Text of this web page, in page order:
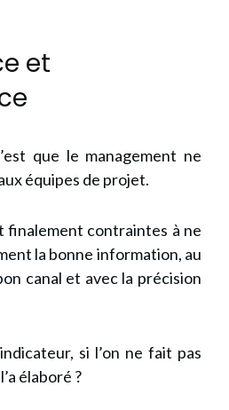
et
que le management ne
équipes de projet.
finalement contraintes à ne
la bonne information, au
canal et avec la précision
si l’on ne fait pas
élaboré ?